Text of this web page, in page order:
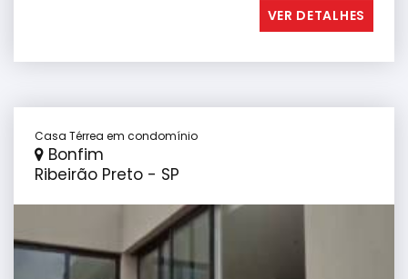
VER DETALHES
Casa Térrea em condomínio
Bonfim
Ribeirão Preto - SP